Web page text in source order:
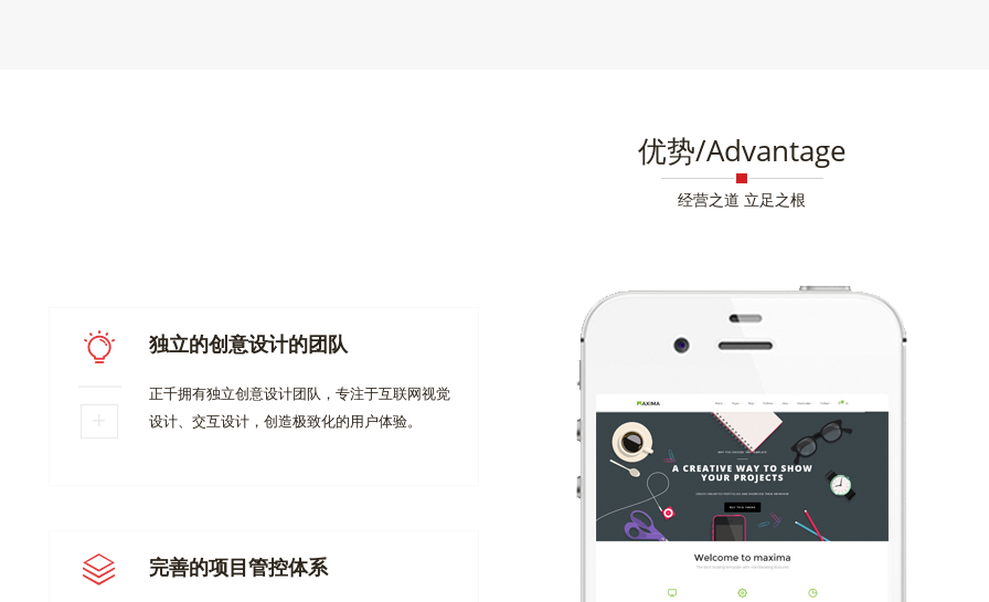
优势/Advantage
经营之道 立足之根
独立的创意设计的团队
正千拥有独立创意设计团队，专注于互联网视觉
设计、交互设计，创造极致化的用户体验。
完善的项目管控体系